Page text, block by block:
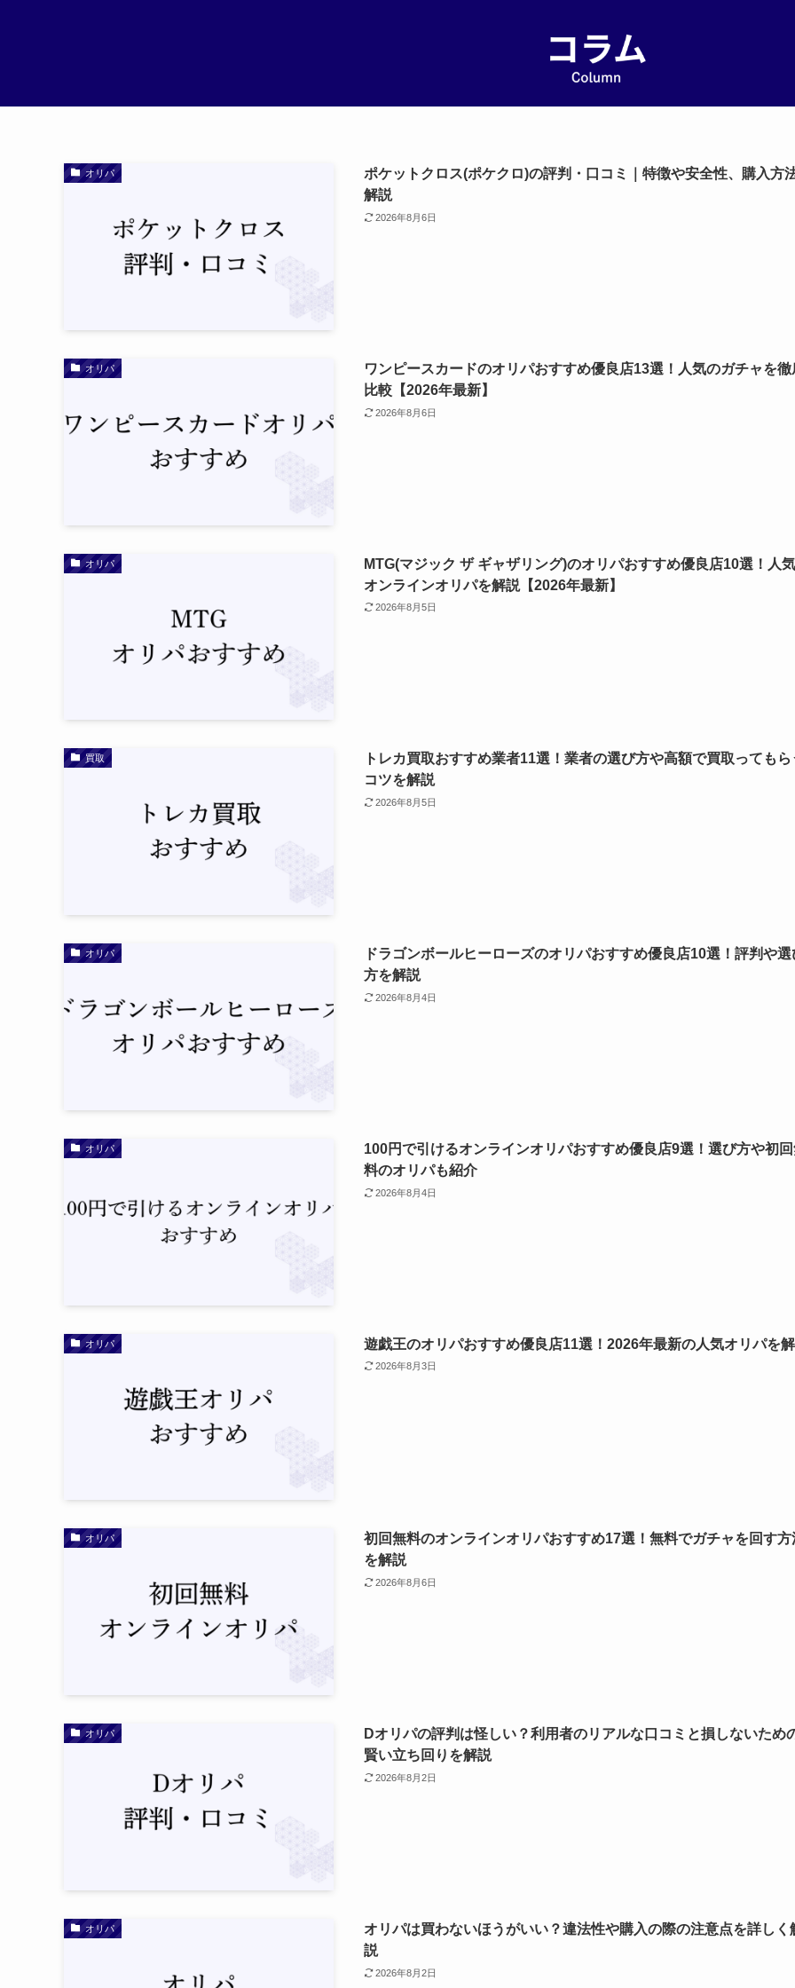
オリパ
ポケットクロス(ポケクロ)の評判・口コミ｜特徴や安全性、購入方
解説
2026年8月6日
オリパ
ワンピースカードのオリパおすすめ優良店13選！人気のガチャを徹
比較【2026年最新】
2026年8月6日
オリパ
MTG(マジック ザ ギャザリング)のオリパおすすめ優良店10選！人
オンラインオリパを解説【2026年最新】
2026年8月5日
買取
トレカ買取おすすめ業者11選！業者の選び方や高額で買取ってもら
コツを解説
2026年8月5日
オリパ
ドラゴンボールヒーローズのオリパおすすめ優良店10選！評判や選
方を解説
2026年8月4日
オリパ
100円で引けるオンラインオリパおすすめ優良店9選！選び方や初
料のオリパも紹介
2026年8月4日
オリパ 遊戯王のオリパおすすめ優良店11選！2026年最新の人気オリパを
2026年8月3日
オリパ
初回無料のオンラインオリパおすすめ17選！無料でガチャを回す方
を解説
2026年8月6日
オリパ
Dオリパの評判は怪しい？利用者のリアルな口コミと損しないため
賢い立ち回りを解説
2026年8月2日
オリパ
オリパは買わないほうがいい？違法性や購入の際の注意点を詳しく
説
2026年8月2日